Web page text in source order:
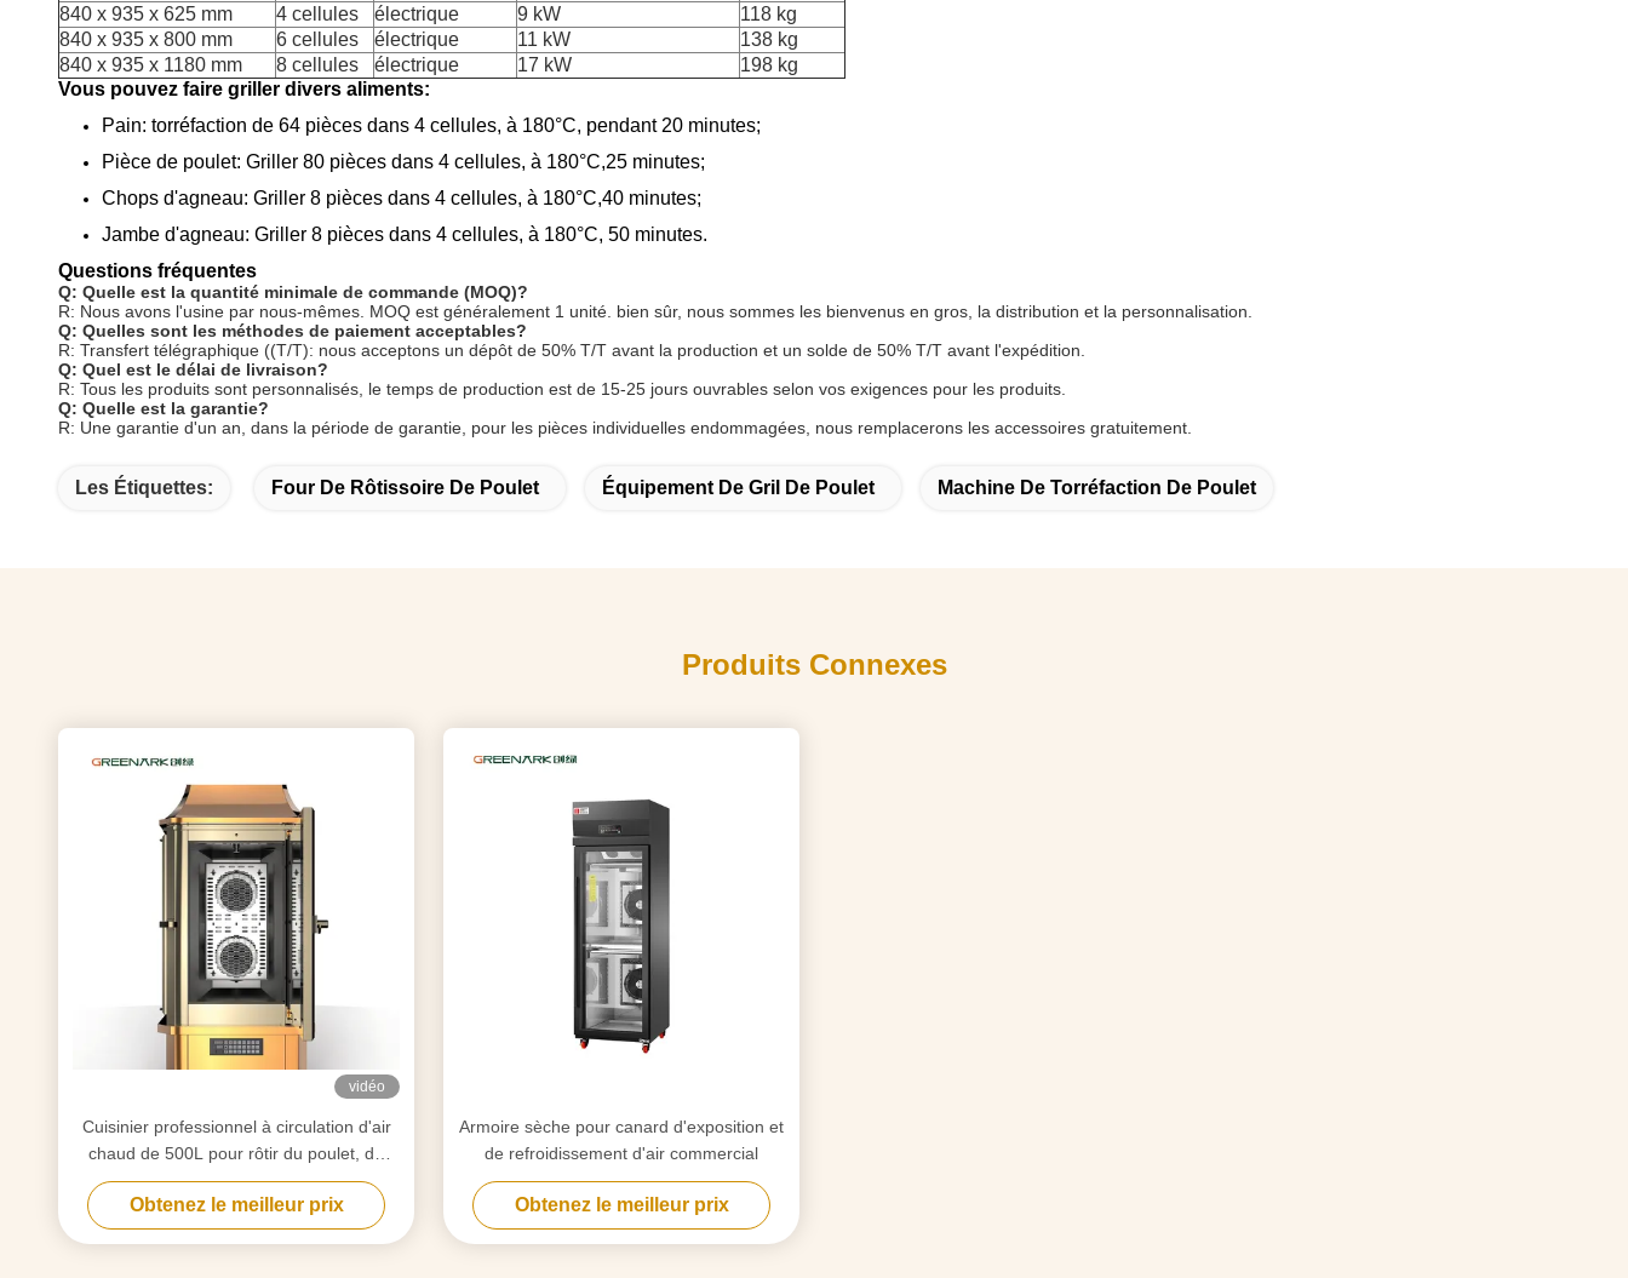
840 x 935 x 625 mm
4 cellules électrique 9 kW
118 kg
840 x 935 x 800 mm
6 cellules électrique 11 kW
138 kg
840 x 935 x 1180 mm
8 cellules électrique 17 kW
198 kg
Vous pouvez faire griller divers aliments:
Pain: torréfaction de 64 pièces dans 4 cellules, à 180°C, pendant 20 minutes;
Pièce de poulet: Griller 80 pièces dans 4 cellules, à 180°C,25 minutes;
Chops d'agneau: Griller 8 pièces dans 4 cellules, à 180°C,40 minutes;
Jambe d'agneau: Griller 8 pièces dans 4 cellules, à 180°C, 50 minutes.
Questions fréquentes
Q: Quelle est la quantité minimale de commande (MOQ)?
R: Nous avons l'usine par nous-mêmes. MOQ est généralement 1 unité. bien sûr, nous sommes les bienvenus en gros, la distribution et la personnalisation.
Q: Quelles sont les méthodes de paiement acceptables?
R: Transfert télégraphique ((T/T): nous acceptons un dépôt de 50% T/T avant la production et un solde de 50% T/T avant l'expédition.
Q: Quel est le délai de livraison?
R: Tous les produits sont personnalisés, le temps de production est de 15-25 jours ouvrables selon vos exigences pour les produits.
Q: Quelle est la garantie?
R: Une garantie d'un an, dans la période de garantie, pour les pièces individuelles endommagées, nous remplacerons les accessoires gratuitement.
Les Étiquettes: Four De Rôtissoire De Poulet Équipement De Gril De Poulet Machine De Torréfaction De Poulet
Produits Connexes
vidéo
Cuisinier professionnel à circulation d'air
chaud de 500L pour rôtir du poulet, du
canard, de l'agneau et du porc avec
certification CE ISO
Obtenez le meilleur prix
Armoire sèche pour canard d'exposition et
de refroidissement d'air commercial
Obtenez le meilleur prix